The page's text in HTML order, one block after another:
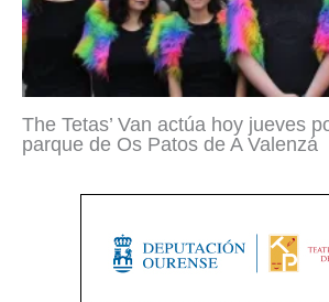
The Tetas’ Van actúa hoy jueves
parque de Os Patos de A Valenzá